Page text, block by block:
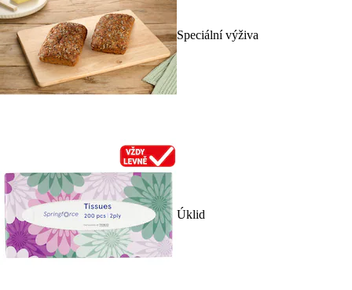
Speciální výživa
Úklid